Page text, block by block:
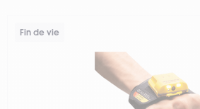
Fin de vie